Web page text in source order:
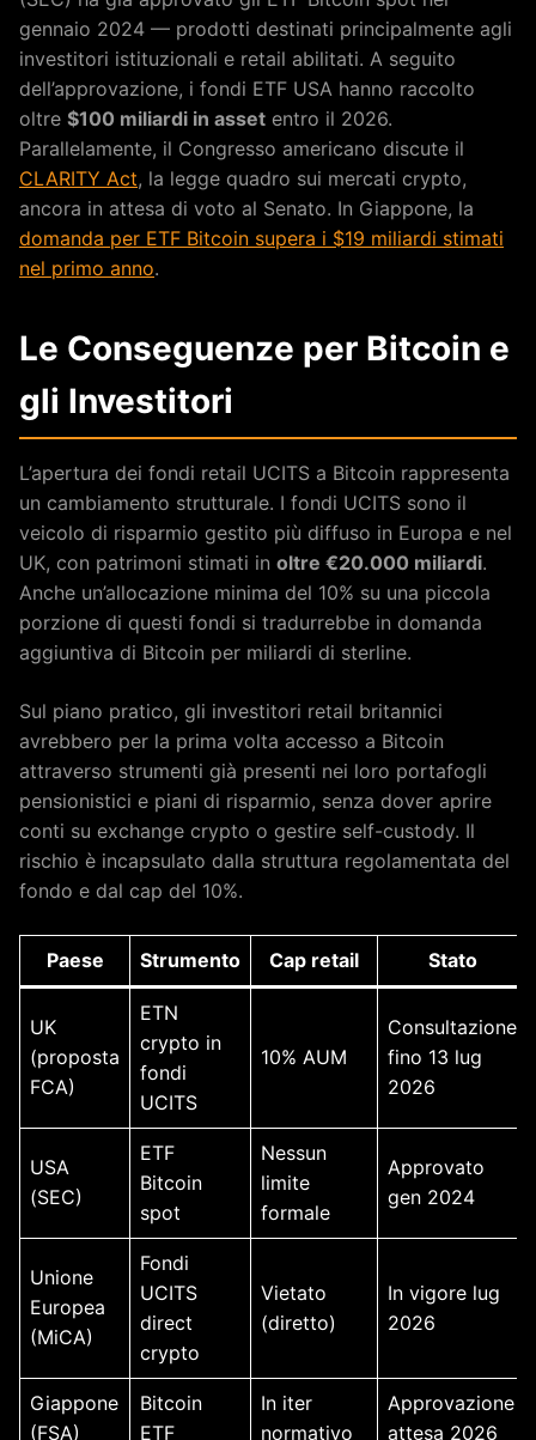
gennaio 2024 — prodotti destinati principalmente agli
investitori istituzionali e retail abilitati. A seguito
dell’approvazione, i fondi ETF USA hanno raccolto
oltre $100 miliardi in asset entro il 2026.
Parallelamente, il Congresso americano discute il
CLARITY Act, la legge quadro sui mercati crypto,
ancora in attesa di voto al Senato. In Giappone, la
domanda per ETF Bitcoin supera i $19 miliardi stimati
nel primo anno.
Le Conseguenze per Bitcoin e
gli Investitori
L’apertura dei fondi retail UCITS a Bitcoin rappresenta
un cambiamento strutturale. I fondi UCITS sono il
veicolo di risparmio gestito più diffuso in Europa e nel
UK, con patrimoni stimati in oltre €20.000 miliardi.
Anche un’allocazione minima del 10% su una piccola
porzione di questi fondi si tradurrebbe in domanda
aggiuntiva di Bitcoin per miliardi di sterline.
Sul piano pratico, gli investitori retail britannici
avrebbero per la prima volta accesso a Bitcoin
attraverso strumenti già presenti nei loro portafogli
pensionistici e piani di risparmio, senza dover aprire
conti su exchange crypto o gestire self-custody. Il
rischio è incapsulato dalla struttura regolamentata del
fondo e dal cap del 10%.
Paese Strumento Cap retail Stato
UK
(proposta
FCA)
ETN
crypto in
fondi
UCITS
10% AUM
Consultazione
fino 13 lug
2026
USA
(SEC)
ETF
Bitcoin
spot
Nessun
limite
formale
Approvato
gen 2024
Unione
Europea
(MiCA)
Fondi
UCITS
direct
crypto
Vietato
(diretto)
In vigore lug
2026
Giappone
(FSA)
Bitcoin
ETF
In iter
normativo
Approvazione
attesa 2026